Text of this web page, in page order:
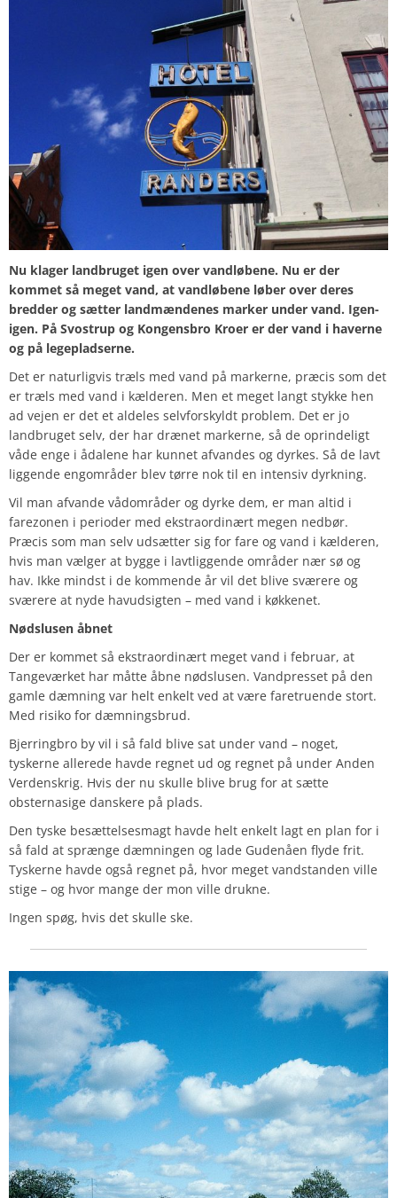
Nu klager landbruget igen over vandløbene. Nu er der
kommet så meget vand, at vandløbene løber over deres
bredder og sætter landmændenes marker under vand. Igen-
igen. På Svostrup og Kongensbro Kroer er der vand i haverne
og på legepladserne.
Det er naturligvis træls med vand på markerne, præcis som det
er træls med vand i kælderen. Men et meget langt stykke hen
ad vejen er det et aldeles selvforskyldt problem. Det er jo
landbruget selv, der har drænet markerne, så de oprindeligt
våde enge i ådalene har kunnet afvandes og dyrkes. Så de lavt
liggende engområder blev tørre nok til en intensiv dyrkning.
Vil man afvande vådområder og dyrke dem, er man altid i
farezonen i perioder med ekstraordinært megen nedbør.
Præcis som man selv udsætter sig for fare og vand i kælderen,
hvis man vælger at bygge i lavtliggende områder nær sø og
hav. Ikke mindst i de kommende år vil det blive sværere og
sværere at nyde havudsigten – med vand i køkkenet.
Nødslusen åbnet
Der er kommet så ekstraordinært meget vand i februar, at
Tangeværket har måtte åbne nødslusen. Vandpresset på den
gamle dæmning var helt enkelt ved at være faretruende stort.
Med risiko for dæmningsbrud.
Bjerringbro by vil i så fald blive sat under vand – noget,
tyskerne allerede havde regnet ud og regnet på under Anden
Verdenskrig. Hvis der nu skulle blive brug for at sætte
obsternasige danskere på plads.
Den tyske besættelsesmagt havde helt enkelt lagt en plan for i
så fald at sprænge dæmningen og lade Gudenåen flyde frit.
Tyskerne havde også regnet på, hvor meget vandstanden ville
stige – og hvor mange der mon ville drukne.
Ingen spøg, hvis det skulle ske.